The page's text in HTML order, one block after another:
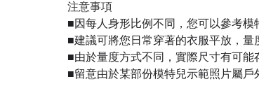
注意事項
■因每人身形比例不同，您可以參考模
■建議可將您日常穿著的衣服平放，量
■由於量度方式不同，實際尺寸有可能
■留意由於某部份模特兒示範照片屬戶